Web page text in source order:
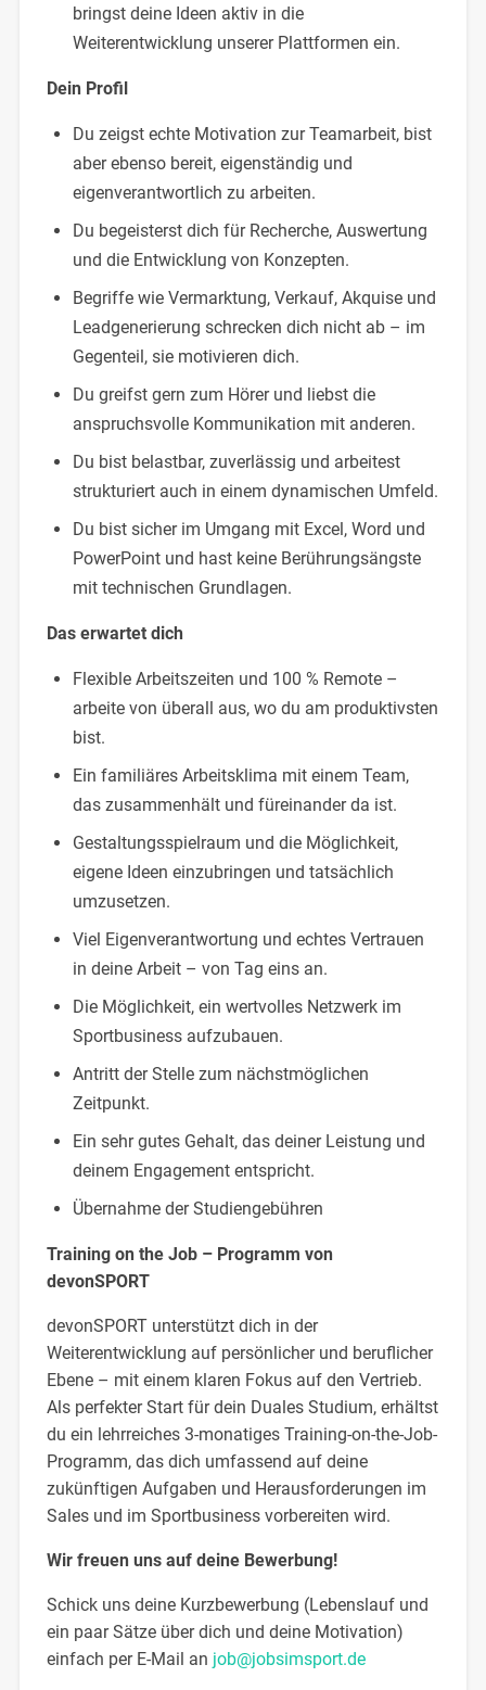
bringst deine Ideen aktiv in die
Weiterentwicklung unserer Plattformen ein.
Dein Profil
Du zeigst echte Motivation zur Teamarbeit, bist
aber ebenso bereit, eigenständig und
eigenverantwortlich zu arbeiten.
Du begeisterst dich für Recherche, Auswertung
und die Entwicklung von Konzepten.
Begriffe wie Vermarktung, Verkauf, Akquise und
Leadgenerierung schrecken dich nicht ab – im
Gegenteil, sie motivieren dich.
Du greifst gern zum Hörer und liebst die
anspruchsvolle Kommunikation mit anderen.
Du bist belastbar, zuverlässig und arbeitest
strukturiert auch in einem dynamischen Umfeld.
Du bist sicher im Umgang mit Excel, Word und
PowerPoint und hast keine Berührungsängste
mit technischen Grundlagen.
Das erwartet dich
Flexible Arbeitszeiten und 100 % Remote –
arbeite von überall aus, wo du am produktivsten
bist.
Ein familiäres Arbeitsklima mit einem Team,
das zusammenhält und füreinander da ist.
Gestaltungsspielraum und die Möglichkeit,
eigene Ideen einzubringen und tatsächlich
umzusetzen.
Viel Eigenverantwortung und echtes Vertrauen
in deine Arbeit – von Tag eins an.
Die Möglichkeit, ein wertvolles Netzwerk im
Sportbusiness aufzubauen.
Antritt der Stelle zum nächstmöglichen
Zeitpunkt.
Ein sehr gutes Gehalt, das deiner Leistung und
deinem Engagement entspricht.
Übernahme der Studiengebühren
Training on the Job – Programm von
devonSPORT
devonSPORT unterstützt dich in der
Weiterentwicklung auf persönlicher und beruflicher
Ebene – mit einem klaren Fokus auf den Vertrieb.
Als perfekter Start für dein Duales Studium, erhältst
du ein lehrreiches 3-monatiges Training-on-the-Job-
Programm, das dich umfassend auf deine
zukünftigen Aufgaben und Herausforderungen im
Sales und im Sportbusiness vorbereiten wird.
Wir freuen uns auf deine Bewerbung!
Schick uns deine Kurzbewerbung (Lebenslauf und
ein paar Sätze über dich und deine Motivation)
einfach per E-Mail an job@jobsimsport.de